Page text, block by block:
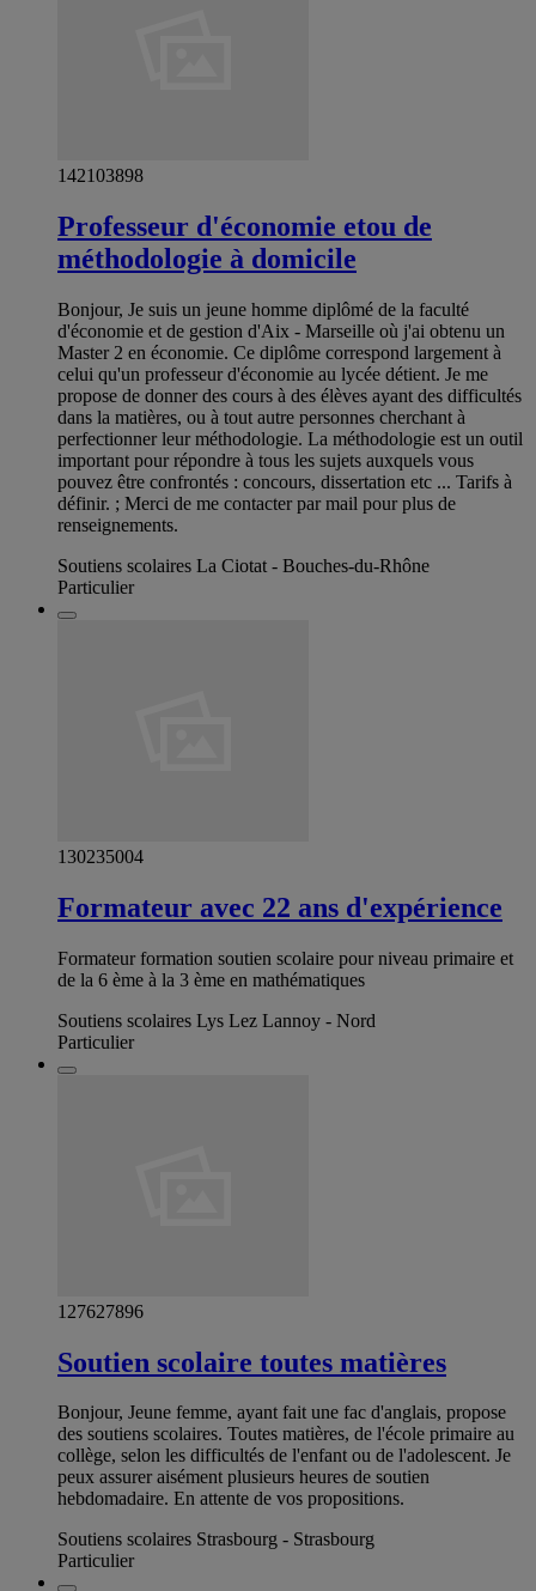
142103898
Professeur d'économie etou de
méthodologie à domicile
Bonjour, Je suis un jeune homme diplômé de la faculté
d'économie et de gestion d'Aix - Marseille où j'ai obtenu un
Master 2 en économie. Ce diplôme correspond largement à
celui qu'un professeur d'économie au lycée détient. Je me
propose de donner des cours à des élèves ayant des difficultés
dans la matières, ou à tout autre personnes cherchant à
perfectionner leur méthodologie. La méthodologie est un outil
important pour répondre à tous les sujets auxquels vous
pouvez être confrontés : concours, dissertation etc ... Tarifs à
définir. ; Merci de me contacter par mail pour plus de
renseignements.
Soutiens scolaires La Ciotat - Bouches-du-Rhône
Particulier
130235004
Formateur avec 22 ans d'expérience
Formateur formation soutien scolaire pour niveau primaire et
de la 6 ème à la 3 ème en mathématiques
Soutiens scolaires Lys Lez Lannoy - Nord
Particulier
127627896
Soutien scolaire toutes matières
Bonjour, Jeune femme, ayant fait une fac d'anglais, propose
des soutiens scolaires. Toutes matières, de l'école primaire au
collège, selon les difficultés de l'enfant ou de l'adolescent. Je
peux assurer aisément plusieurs heures de soutien
hebdomadaire. En attente de vos propositions.
Soutiens scolaires Strasbourg - Strasbourg
Particulier